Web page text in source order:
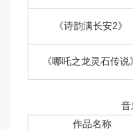
《诗韵满长安2》
《哪吒之龙灵石传说》
音
作品名称